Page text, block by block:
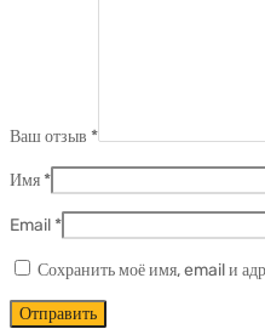
Ваш отзыв *
Имя *
Email *
Сохранить моё имя, email и